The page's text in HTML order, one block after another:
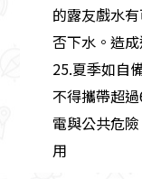
的露友戲水
否下水。造
25.夏季如自
不得攜帶超
電與公共危
用